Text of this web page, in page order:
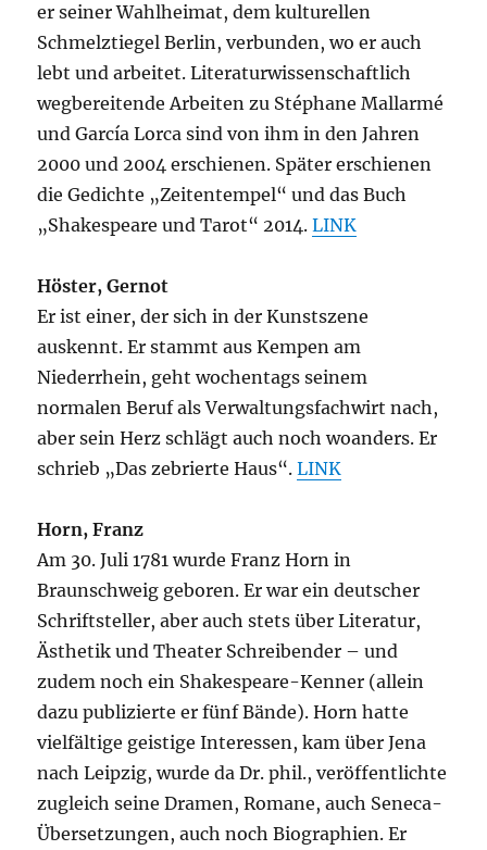
er seiner Wahlheimat, dem kulturellen
Schmelztiegel Berlin, verbunden, wo er auch
lebt und arbeitet. Literaturwissenschaftlich
wegbereitende Arbeiten zu Stéphane Mallarmé
und García Lorca sind von ihm in den Jahren
2000 und 2004 erschienen. Später erschienen
die Gedichte „Zeitentempel“ und das Buch
„Shakespeare und Tarot“ 2014.LINK
Höster, Gernot
Er ist einer, der sich in der Kunstszene
auskennt. Er stammt aus Kempen am
Niederrhein, geht wochentags seinem
normalen Beruf als Verwaltungsfachwirt nach,
aber sein Herz schlägt auch noch woanders. Er
schrieb „Das zebrierte Haus“.LINK
Horn, Franz
Am 30. Juli 1781 wurde Franz Horn in
Braunschweig geboren. Er war ein deutscher
Schriftsteller, aber auch stets über Literatur,
Ästhetik und Theater Schreibender – und
zudem noch ein Shakespeare-Kenner (allein
dazu publizierte er fünf Bände). Horn hatte
vielfältige geistige Interessen, kam über Jena
nach Leipzig, wurde da Dr. phil., veröffentlichte
zugleich seine Dramen, Romane, auch Seneca-
Übersetzungen, auch noch Biographien. Er